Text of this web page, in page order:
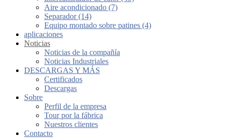
Aire acondicionado (7)
Separador (14)
Equipo montado sobre patines (4)
aplicaciones
Noticias
Noticias de la compañía
Noticias Industriales
DESCARGAS Y MÁS
Certificados
Descargas
Sobre
Perfil de la empresa
Tour por la fábrica
Nuestros clientes
Contacto